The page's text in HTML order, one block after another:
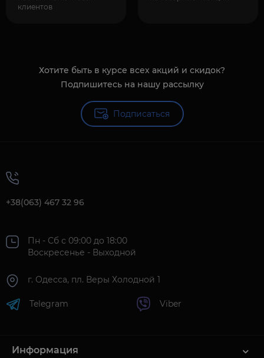
клиентов
Хотите быть в курсе всех акций и скидок?
Подпишитесь на нашу рассылку
Подписаться
+38(063) 467 32 96
Пн - Сб с 09:00 до 18:00
Воскресенье - Выходной
г. Одесса, пл. Веры Холодной 1
Telegram Viber
Информация